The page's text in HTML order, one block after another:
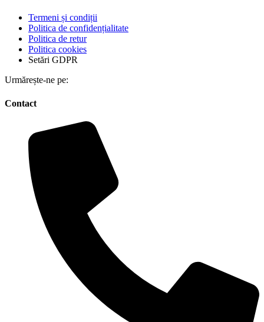
Termeni și condiții
Politica de confidențialitate
Politica de retur
Politica cookies
Setări GDPR
Urmărește-ne pe:
Contact